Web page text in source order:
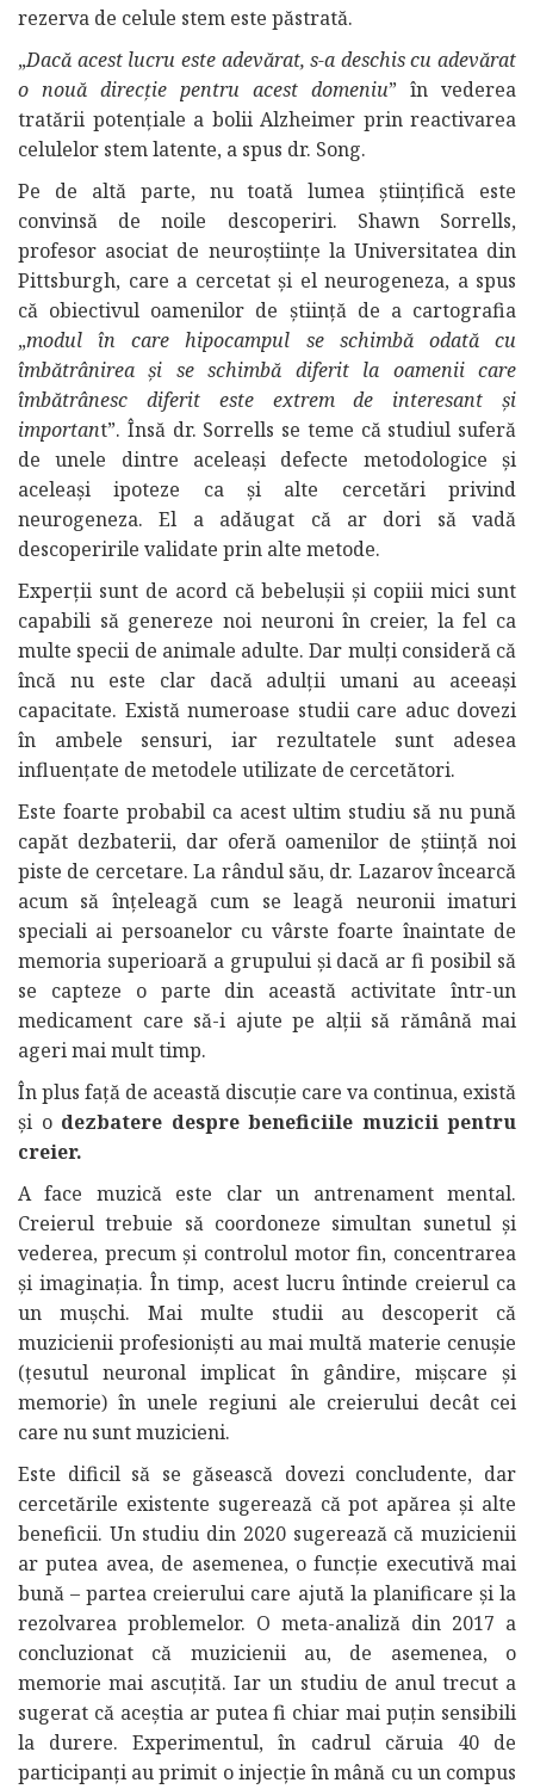
rezerva de celule stem este păstrată.
„Dacă acest lucru este adevărat, s-a deschis cu adevărat
o nouă direcție pentru acest domeniu” în vederea
tratării potențiale a bolii Alzheimer prin reactivarea
celulelor stem latente, a spus dr. Song.
Pe de altă parte, nu toată lumea științifică este
convinsă de noile descoperiri. Shawn Sorrells,
profesor asociat de neuroștiințe la Universitatea din
Pittsburgh, care a cercetat și el neurogeneza, a spus
că obiectivul oamenilor de știință de a cartografia
„modul în care hipocampul se schimbă odată cu
îmbătrânirea și se schimbă diferit la oamenii care
îmbătrânesc diferit este extrem de interesant și
important”. Însă dr. Sorrells se teme că studiul suferă
de unele dintre aceleași defecte metodologice și
aceleași ipoteze ca și alte cercetări privind
neurogeneza. El a adăugat că ar dori să vadă
descoperirile validate prin alte metode.
Experții sunt de acord că bebelușii și copiii mici sunt
capabili să genereze noi neuroni în creier, la fel ca
multe specii de animale adulte. Dar mulți consideră că
încă nu este clar dacă adulții umani au aceeași
capacitate. Există numeroase studii care aduc dovezi
în ambele sensuri, iar rezultatele sunt adesea
influențate de metodele utilizate de cercetători.
Este foarte probabil ca acest ultim studiu să nu pună
capăt dezbaterii, dar oferă oamenilor de știință noi
piste de cercetare. La rândul său, dr. Lazarov încearcă
acum să înțeleagă cum se leagă neuronii imaturi
speciali ai persoanelor cu vârste foarte înaintate de
memoria superioară a grupului și dacă ar fi posibil să
se capteze o parte din această activitate într-un
medicament care să-i ajute pe alții să rămână mai
ageri mai mult timp.
În plus față de această discuție care va continua, există
și o dezbatere despre beneficiile muzicii pentru
creier.
A face muzică este clar un antrenament mental.
Creierul trebuie să coordoneze simultan sunetul și
vederea, precum și controlul motor fin, concentrarea
și imaginația. În timp, acest lucru întinde creierul ca
un mușchi. Mai multe studii au descoperit că
muzicienii profesioniști au mai multă materie cenușie
(țesutul neuronal implicat în gândire, mișcare și
memorie) în unele regiuni ale creierului decât cei
care nu sunt muzicieni.
Este dificil să se găsească dovezi concludente, dar
cercetările existente sugerează că pot apărea și alte
beneficii. Un studiu din 2020 sugerează că muzicienii
ar putea avea, de asemenea, o funcție executivă mai
bună – partea creierului care ajută la planificare și la
rezolvarea problemelor. O meta-analiză din 2017 a
concluzionat că muzicienii au, de asemenea, o
memorie mai ascuțită. Iar un studiu de anul trecut a
sugerat că aceștia ar putea fi chiar mai puțin sensibili
la durere. Experimentul, în cadrul căruia 40 de
participanți au primit o injecție în mână cu un compus